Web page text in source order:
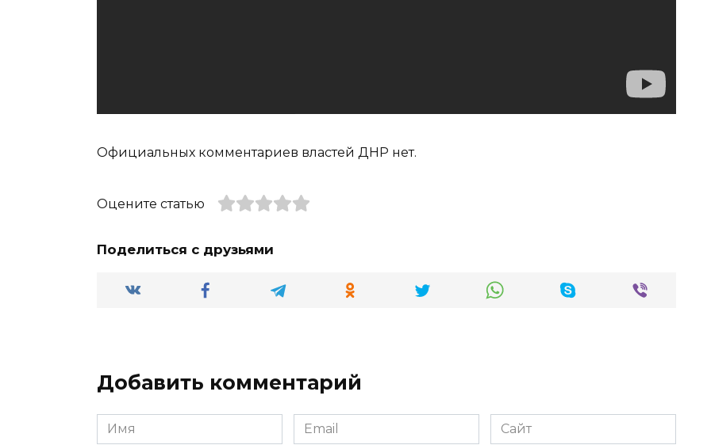
Официальных комментариев властей ДНР нет.
Оцените статью
Поделиться с друзьями
Добавить комментарий
Имя
*
Email
*
Сайт